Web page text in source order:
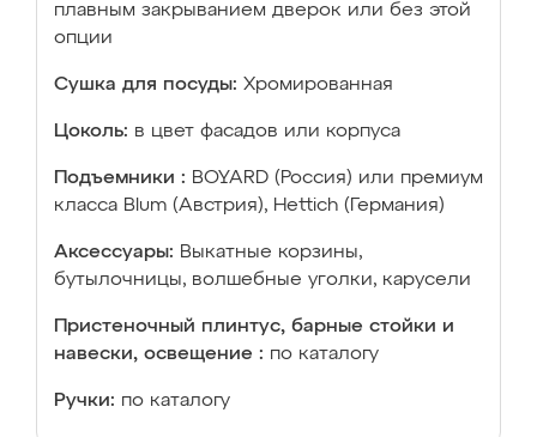
плавным закрыванием дверок или без этой
опции
Сушка для посуды: Хромированная
Цоколь: в цвет фасадов или корпуса
Подъемники : BOYARD (Россия) или премиум
класса Blum (Австрия), Hettich (Германия)
Аксессуары: Выкатные корзины,
бутылочницы, волшебные уголки, карусели
Пристеночный плинтус, барные стойки и
навески, освещение : по каталогу
Ручки: по каталогу